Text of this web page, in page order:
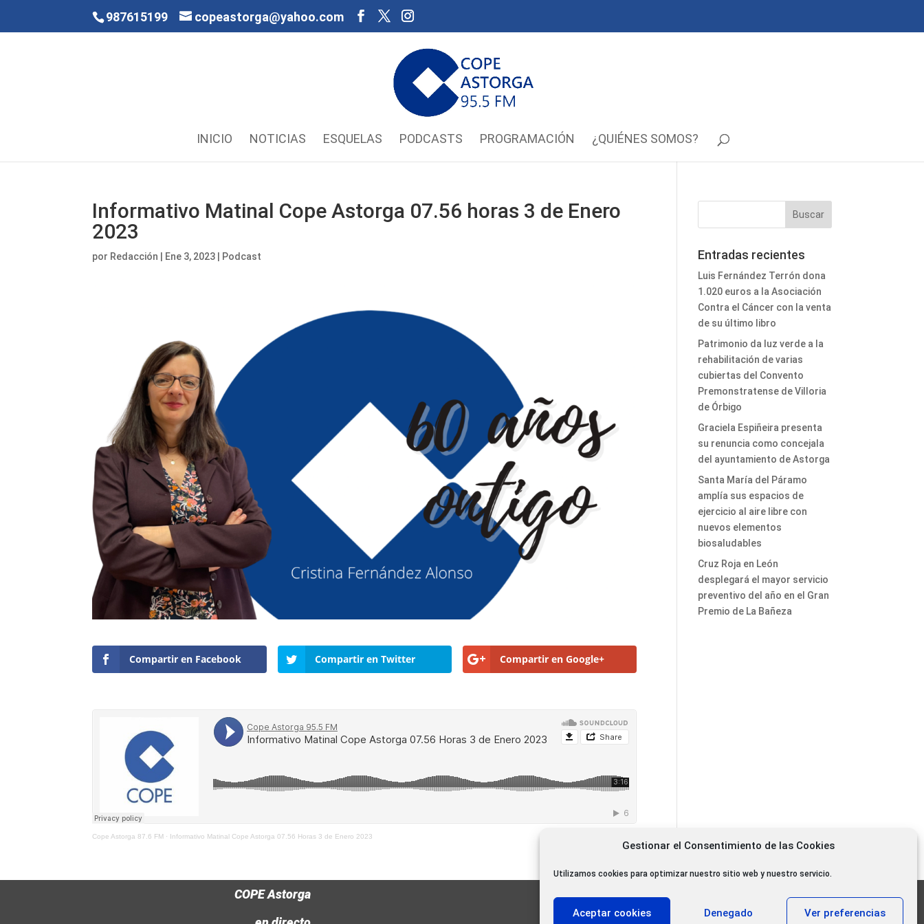
Gestionar el Consentimiento de las Cookies
Utilizamos cookies para optimizar nuestro sitio web y nuestro servicio.
Aceptar cookies Denegado Ver preferencias
987615199 copeastorga@yahoo.com
INICIO NOTICIAS ESQUELAS PODCASTS PROGRAMACIÓN ¿QUIÉNES SOMOS?
Informativo Matinal Cope Astorga 07.56 horas 3 de Enero
2023
por Redacción Ene 3, 2023 Podcast
Compartir en Facebook Compartir en Twitter Compartir en Google+
Cope Astorga 87.6 FM · Informativo Matinal Cope Astorga 07.56 Horas 3 de Enero 2023
Entradas recientes
Luis Fernández Terrón dona
1.020 euros a la Asociación
Contra el Cáncer con la venta
de su último libro
Patrimonio da luz verde a la
rehabilitación de varias
cubiertas del Convento
Premonstratense de Villoria
de Órbigo
Graciela Espiñeira presenta
su renuncia como concejala
del ayuntamiento de Astorga
Santa María del Páramo
amplía sus espacios de
ejercicio al aire libre con
nuevos elementos
biosaludables
Cruz Roja en León
desplegará el mayor servicio
preventivo del año en el Gran
Premio de La Bañeza
COPE Astorga
11.000 oyentes diarios